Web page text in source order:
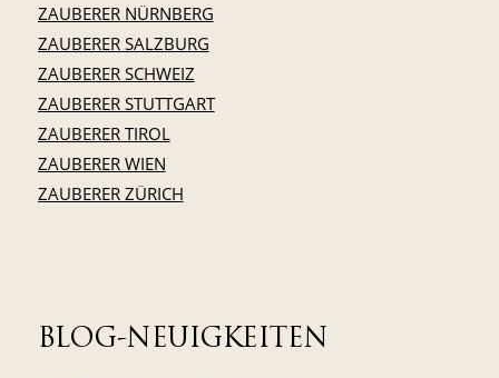
ZAUBERER NÜRNBERG
ZAUBERER SALZBURG
ZAUBERER SCHWEIZ
ZAUBERER STUTTGART
ZAUBERER TIROL
ZAUBERER WIEN
ZAUBERER ZÜRICH
BLOG-NEUIGKEITEN